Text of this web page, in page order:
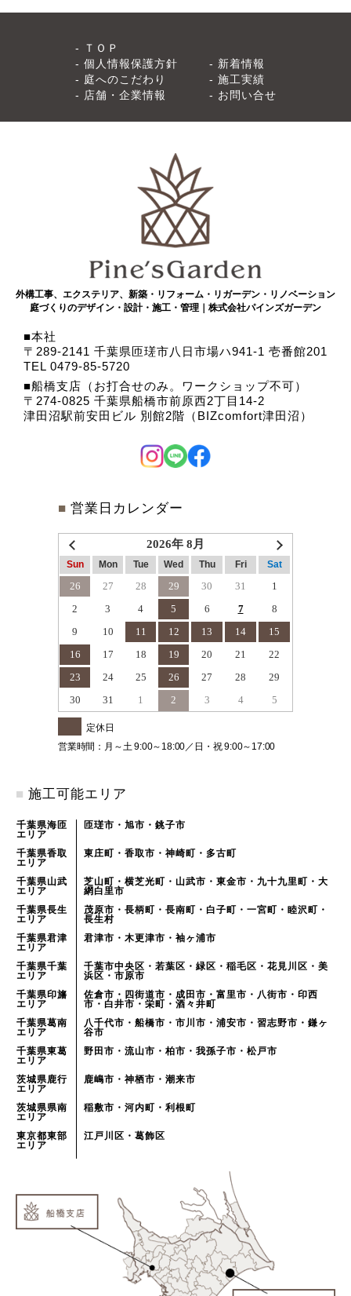
ＴＯＰ
個人情報保護方針
新着情報
庭へのこだわり
施工実績
店舗・企業情報
お問い合せ
外構工事、エクステリア、新築・リフォーム・リガーデン・リノベーション
庭づくりのデザイン・設計・施工・管理｜株式会社パインズガーデン
本社
〒289-2141 千葉県匝瑳市八日市場ハ941-1 壱番館201
TEL 0479-85-5720
船橋支店（お打合せのみ。ワークショップ不可）
〒274-0825 千葉県船橋市前原西2丁目14-2
津田沼駅前安田ビル 別館2階（BIZcomfort津田沼）
■ 営業日カレンダー
2026年 8月
Sun Mon Tue Wed Thu Fri Sat
26 27 28 29 30 31
1
2
3 4 5 6 7
8
9
10 11 12 13 14
15
16
17 18 19 20 21
22
23
24 25 26 27 28
29
30
31 1 2 3 4 5
定休日
営業時間：月～土 9:00～18:00／日・祝 9:00～17:00
■ 施工可能エリア
千葉県海匝
エリア
匝瑳市・旭市・銚子市
千葉県香取
エリア
東庄町・香取市・神崎町・多古町
千葉県山武
エリア
芝山町・横芝光町・山武市・東金市・九十九里町・大
網白里市
千葉県長生
エリア
茂原市・長柄町・長南町・白子町・一宮町・睦沢町・
長生村
千葉県君津
エリア
君津市・木更津市・袖ヶ浦市
千葉県千葉
エリア
千葉市中央区・若葉区・緑区・稲毛区・花見川区・美
浜区・市原市
千葉県印旛
エリア
佐倉市・四街道市・成田市・富里市・八街市・印西
市・白井市・栄町・酒々井町
千葉県葛南
エリア
八千代市・船橋市・市川市・浦安市・習志野市・鎌ヶ
谷市
千葉県東葛
エリア
野田市・流山市・柏市・我孫子市・松戸市
茨城県鹿行
エリア
鹿嶋市・神栖市・潮来市
茨城県県南
エリア
稲敷市・河内町・利根町
東京都東部
エリア
江戸川区・葛飾区